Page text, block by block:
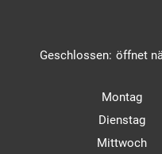
Klicken, um weitere
Geschlossen: öffnet
Montag
Dienstag
Mittwoch